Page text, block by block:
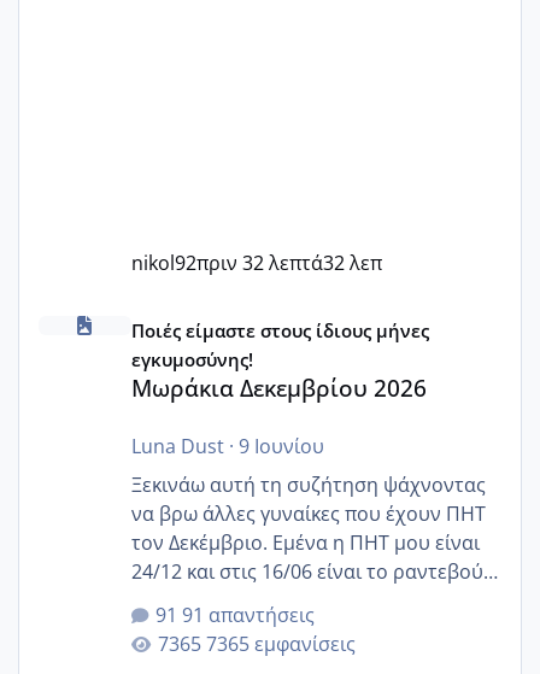
nikol92πριν 32 λεπτά32 λεπ
Μωράκια Δεκεμβρίου 2026
Ποιές είμαστε στους ίδιους μήνες
εγκυμοσύνης!
Μωράκια Δεκεμβρίου 2026
Luna Dust· 9 Ιουνίου
Ξεκινάω αυτή τη συζήτηση ψάχνοντας
να βρω άλλες γυναίκες που έχουν ΠΗΤ
τον Δεκέμβριο. Εμένα η ΠΗΤ μου είναι
24/12 και στις 16/06 είναι το ραντεβού
της αυχενικής διαφάνειας. Έχω αρκετό
άγχος και οι μέρες δεν φαίνεται να
περνάνε με τίποτα.
91 απαντήσεις
7365 εμφανίσεις